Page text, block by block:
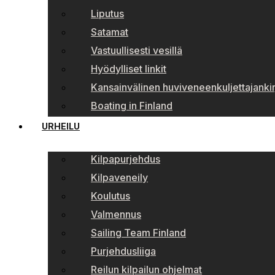
Liputus
Satamat
Vastuullisesti vesillä
Hyödylliset linkit
Kansainvälinen
Boating in Finland
URHEILU
Kilpapurjehdus
Kilpaveneily
Koulutus
Valmennus
Sailing Team Finland
Purjehdusliiga
Reilun kilpailun ohjelmat